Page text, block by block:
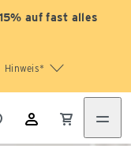
auf fast alles
Hinweis*